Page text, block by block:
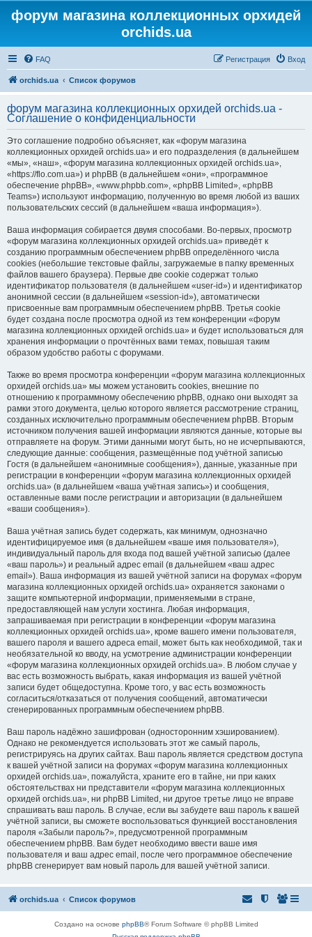
форум магазина коллекционных орхидей
orchids.ua
FAQ Вход
Регистрация
orchids.ua Список форумов
форум магазина коллекционных орхидей orchids.ua -
Соглашение о конфиденциальности
Это соглашение подробно объясняет, как «форум магазина
коллекционных орхидей orchids.ua» и его подразделения (в дальнейшем
«мы», «наш», «форум магазина коллекционных орхидей orchids.ua»,
«https://flo.com.ua») и phpBB (в дальнейшем «они», «программное
обеспечение phpBB», «www.phpbb.com», «phpBB Limited», «phpBB
Teams») используют информацию, полученную во время любой из ваших
пользовательских сессий (в дальнейшем «ваша информация»).
Ваша информация собирается двумя способами. Во-первых, просмотр
«форум магазина коллекционных орхидей orchids.ua» приведёт к
созданию программным обеспечением phpBB определённого числа
cookies (небольшие текстовые файлы, загружаемые в папку временных
файлов вашего браузера). Первые две cookie содержат только
идентификатор пользователя (в дальнейшем «user-id») и идентификатор
анонимной сессии (в дальнейшем «session-id»), автоматически
присвоенные вам программным обеспечением phpBB. Третья cookie
будет создана после просмотра одной из тем конференции «форум
магазина коллекционных орхидей orchids.ua» и будет использоваться для
хранения информации о прочтённых вами темах, повышая таким
образом удобство работы с форумами.
Также во время просмотра конференции «форум магазина коллекционных
орхидей orchids.ua» мы можем установить cookies, внешние по
отношению к программному обеспечению phpBB, однако они выходят за
рамки этого документа, целью которого является рассмотрение страниц,
созданных исключительно программным обеспечением phpBB. Вторым
источником получения вашей информации являются данные, которые вы
отправляете на форум. Этими данными могут быть, но не исчерпываются,
следующие данные: сообщения, размещённые под учётной записью
Гостя (в дальнейшем «анонимные сообщения»), данные, указанные при
регистрации в конференции «форум магазина коллекционных орхидей
orchids.ua» (в дальнейшем «ваша учётная запись») и сообщения,
оставленные вами после регистрации и авторизации (в дальнейшем
«ваши сообщения»).
Ваша учётная запись будет содержать, как минимум, однозначно
идентифицируемое имя (в дальнейшем «ваше имя пользователя»),
индивидуальный пароль для входа под вашей учётной записью (далее
«ваш пароль») и реальный адрес email (в дальнейшем «ваш адрес
email»). Ваша информация из вашей учётной записи на форумах «форум
магазина коллекционных орхидей orchids.ua» охраняется законами о
защите компьютерной информации, применяемыми в стране,
предоставляющей нам услуги хостинга. Любая информация,
запрашиваемая при регистрации в конференции «форум магазина
коллекционных орхидей orchids.ua», кроме вашего имени пользователя,
вашего пароля и вашего адреса email, может быть как необходимой, так и
необязательной ко вводу, на усмотрение администрации конференции
«форум магазина коллекционных орхидей orchids.ua». В любом случае у
вас есть возможность выбрать, какая информация из вашей учётной
записи будет общедоступна. Кроме того, у вас есть возможность
согласиться/отказаться от получения сообщений, автоматически
сгенерированных программным обеспечением phpBB.
Ваш пароль надёжно зашифрован (односторонним хэшированием).
Однако не рекомендуется использовать этот же самый пароль,
регистрируясь на других сайтах. Ваш пароль является средством доступа
к вашей учётной записи на форумах «форум магазина коллекционных
орхидей orchids.ua», пожалуйста, храните его в тайне, ни при каких
обстоятельствах ни представители «форум магазина коллекционных
орхидей orchids.ua», ни phpBB Limited, ни другое третье лицо не вправе
спрашивать ваш пароль. В случае, если вы забудете ваш пароль к вашей
учётной записи, вы сможете воспользоваться функцией восстановления
пароля «Забыли пароль?», предусмотренной программным
обеспечением phpBB. Вам будет необходимо ввести ваше имя
пользователя и ваш адрес email, после чего программное обеспечение
phpBB сгенерирует вам новый пароль для вашей учётной записи.
orchids.ua Список форумов
Создано на основе phpBB® Forum Software © phpBB Limited